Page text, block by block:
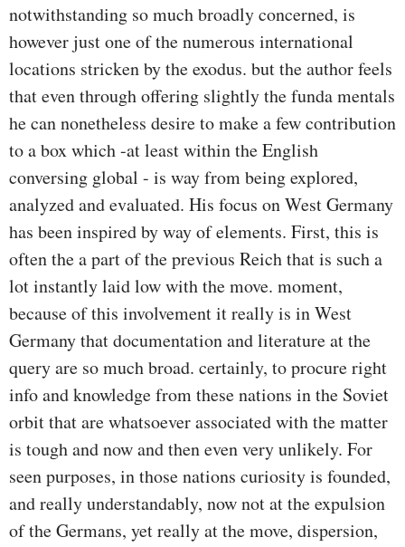
notwithstanding so much broadly concerned, is
however just one of the numerous international
locations stricken by the exodus. but the author feels
that even through offering slightly the funda­ mentals
he can nonetheless desire to make a few contribution
to a box which -at least within the English
conversing global - is way from being explored,
analyzed and evaluated. His focus on West Germany
has been inspired by way of elements. First, this is
often the a part of the previous Reich that is such a
lot instantly laid low with the move. moment,
because of this involvement it really is in West
Germany that documentation and literature at the
query are so much broad. certainly, to procure right
info and knowledge from these nations in the Soviet
orbit that are whatsoever associated with the matter
is tough and now and then even very unlikely. For
seen purposes, in those nations curiosity is founded,
and really understandably, now not at the expulsion
of the Germans, yet really at the move, dispersion,